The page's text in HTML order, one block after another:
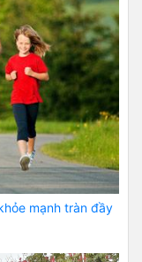
mạnh tràn đầy